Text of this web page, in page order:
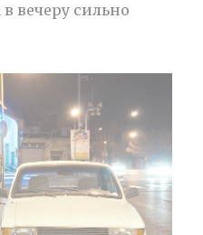
вечеру сильно